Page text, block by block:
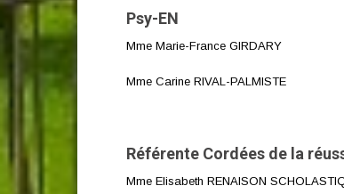
Psy-EN
Mme Marie-France GIRDARY
Mme Carine RIVAL-PALMISTE
Référente Cordées de la
Mme Elisabeth RENAISON